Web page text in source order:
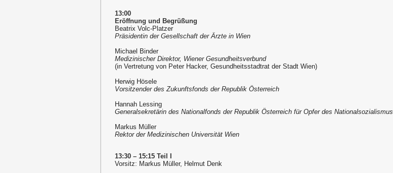
13:00
Eröffnung und Begrüßung
Beatrix Volc-Platzer
Präsidentin der Gesellschaft der Ärzte in Wien
Michael Binder
Medizinischer Direktor, Wiener Gesundheitsverbund
(in Vertretung von Peter Hacker, Gesundheitsstadtrat der Stadt Wien)
Herwig Hösele
Vorsitzender des Zukunftsfonds der Republik Österreich
Hannah Lessing
Generalsekretärin des Nationalfonds der Republik Österreich für Opfer des Nationalsozialismus
Markus Müller
Rektor der Medizinischen Universität Wien
13:30 – 15:15 Teil I
Vorsitz: Markus Müller, Helmut Denk